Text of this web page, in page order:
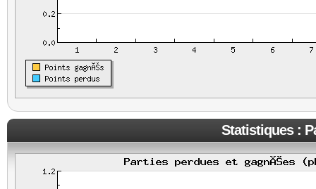
Statistiques :